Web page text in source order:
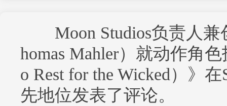
Moon Studios负责人兼
homas Mahler）就动作角
o Rest for the Wicked）》
先地位发表了评论。